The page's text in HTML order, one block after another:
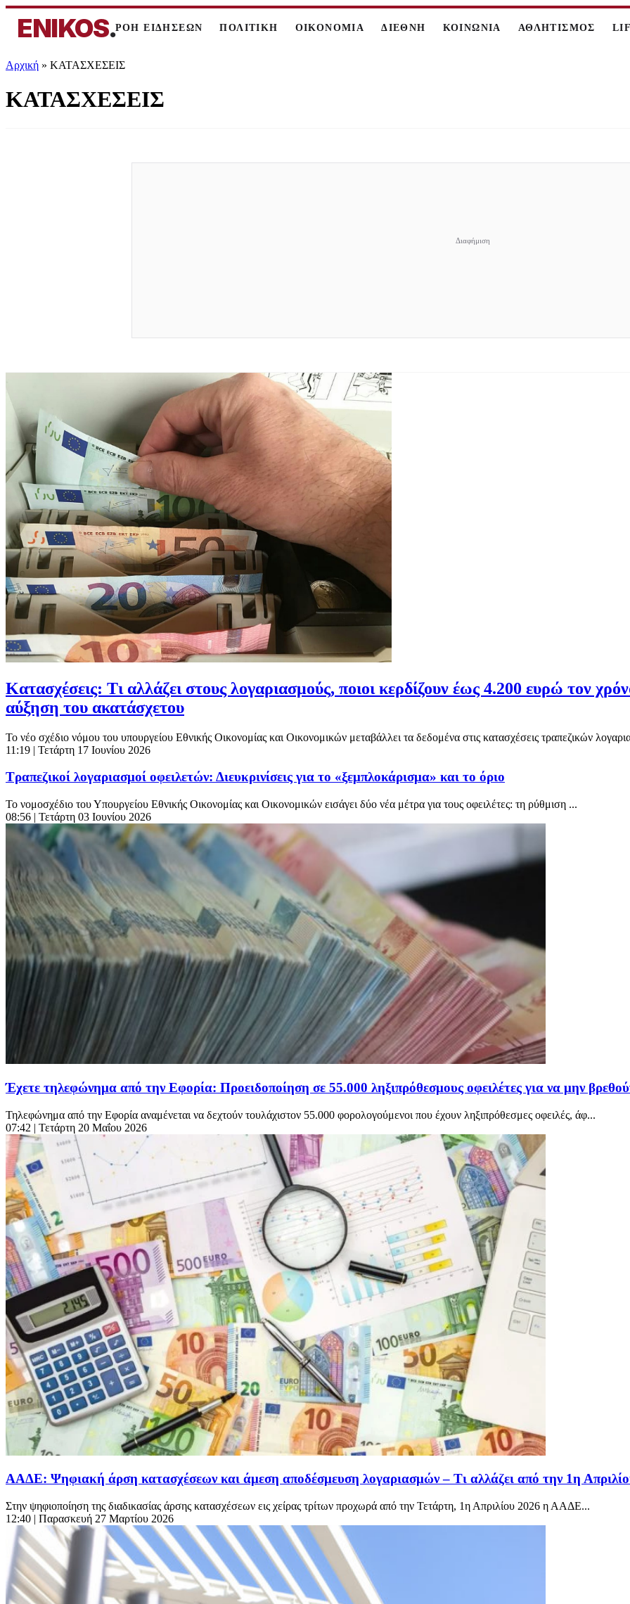
ENIKOS.ΡΟΗ ΕΙΔΗΣΕΩΝ ΠΟΛΙΤΙΚΗ ΟΙΚΟΝΟΜΙΑ ΔΙΕΘΝΗ ΚΟΙΝΩΝΙΑ ΑΘΛΗΤΙΣΜΟΣ
Αρχική » ΚΑΤΑΣΧΕΣΕΙΣ
ΚΑΤΑΣΧΕΣΕΙΣ
Κατασχέσεις: Τι αλλάζει στους λογαριασμούς, ποιοι κερδίζουν έως 4.200 ευρώ τον
αύξηση του ακατάσχετου
Το νέο σχέδιο νόμου του υπουργείου Εθνικής Οικονομίας και Οικονομικών μεταβάλλει τα δεδομένα στις κατασχέσεις τραπεζικών
11:19 | Τετάρτη 17 Ιουνίου 2026
Τραπεζικοί λογαριασμοί οφειλετών: Διευκρινίσεις για το «ξεμπλοκάρισμα» και το όριο
Το νομοσχέδιο του Υπουργείου Εθνικής Οικονομίας και Οικονομικών εισάγει δύο νέα μέτρα για τους οφειλέτες: τη ρύθμιση ...
08:56 | Τετάρτη 03 Ιουνίου 2026
Έχετε τηλεφώνημα από την Εφορία: Προειδοποίηση σε 55.000 ληξιπρόθεσμους οφειλέτες για να μην
Τηλεφώνημα από την Εφορία αναμένεται να δεχτούν τουλάχιστον 55.000 φορολογούμενοι που έχουν ληξιπρόθεσμες οφειλές, άφ...
07:42 | Τετάρτη 20 Μαΐου 2026
ΑΑΔΕ: Ψηφιακή άρση κατασχέσεων και άμεση αποδέσμευση λογαριασμών – Τι αλλάζει από την 1η
Στην ψηφιοποίηση της διαδικασίας άρσης κατασχέσεων εις χείρας τρίτων προχωρά από την Τετάρτη, 1η Απριλίου 2026 η ΑΑΔΕ...
12:40 | Παρασκευή 27 Μαρτίου 2026